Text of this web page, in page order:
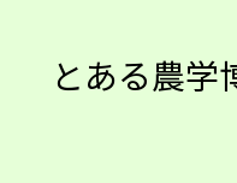
とある農学